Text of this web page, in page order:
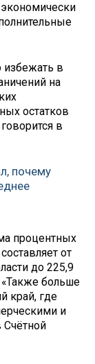
экономически
избежать в
на
остатков
в
почему
процентных
от
до 225,9
больше
край, где
и